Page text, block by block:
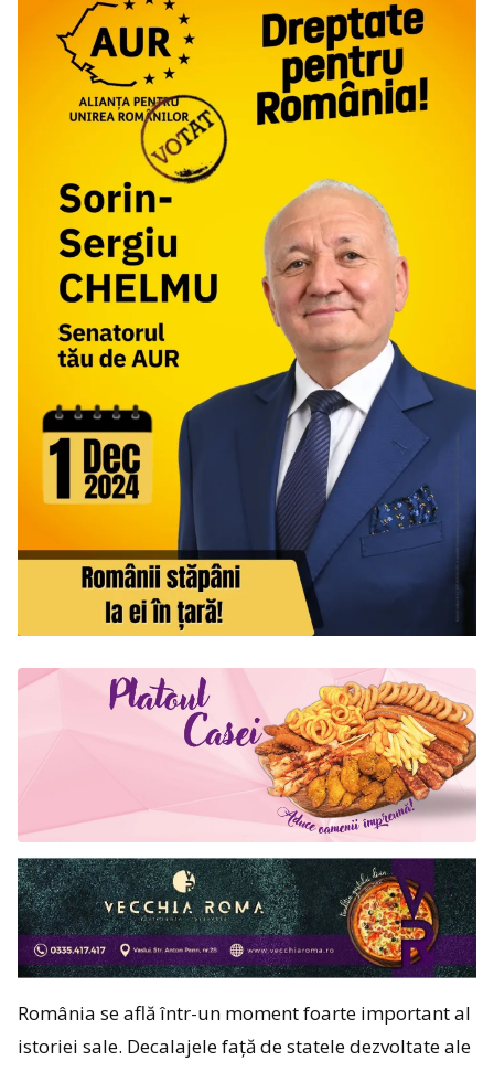
România se află într-un moment foarte important al
istoriei sale. Decalajele față de statele dezvoltate ale